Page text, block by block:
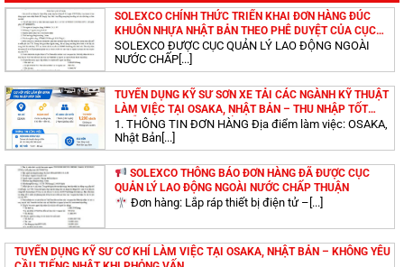
TUYỂN DỤNG KỸ SƯ ĐIỆN LÀM VIỆC TẠI OSAKA – NHẬT
BẢN (LƯƠNG CAO, MIỄN PHÍ ĐÀO TẠO TIẾNG)
TUYỂN DỤNG KỸ SƯ CHẤT LƯỢNG CAO LÀM VIỆC TẠI
AICHIKEN, MIEKEN – NHẬT BẢN
TUYỂN DỤNG KỸ SƯ CƠ KHÍ LÀM VIỆC TẠI
SHIMANEKEN – NHẬT BẢN (LƯƠNG CAO, MIỄN PHÍ ĐÀO
TẠO TIẾNG)
TUYỂN DỤNG KỸ SƯ XÂY DỰNG LÀM VIỆC TẠI AICHI –
NHẬT BẢN (LƯƠNG CAO, MIỄN PHÍ ĐÀO TẠO TIẾNG)
SOLEXCO CHÍNH THỨC TRIỂN KHAI ĐƠN HÀNG ĐÚC
KHUÔN NHỰA NHẬT BẢN THEO PHÊ DUYỆT CỦA CỤC
QUẢN LÝ LAO ĐỘNG NGOÀI NƯỚC
SOLEXCO ĐƯỢC CỤC QUẢN LÝ LAO ĐỘNG NGOÀI
NƯỚC CHẤP[...]
TUYỂN DỤNG KỸ SƯ SƠN XE TẢI CÁC NGÀNH KỸ THUẬT
LÀM VIỆC TẠI OSAKA, NHẬT BẢN – THU NHẬP TỐT
(MIỄN PHÍ ĐÀO TẠO TIẾNG NHẬT)
1. THÔNG TIN ĐƠN HÀNG Địa điểm làm việc: OSAKA,
Nhật Bản[...]
SOLEXCO THÔNG BÁO ĐƠN HÀNG ĐÃ ĐƯỢC CỤC
QUẢN LÝ LAO ĐỘNG NGOÀI NƯỚC CHẤP THUẬN
Đơn hàng: Lắp ráp thiết bị điện tử –[...]
TUYỂN DỤNG KỸ SƯ CƠ KHÍ LÀM VIỆC TẠI OSAKA, NHẬT BẢN – KHÔNG YÊU